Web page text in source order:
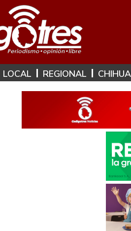
LOCAL REGIONAL